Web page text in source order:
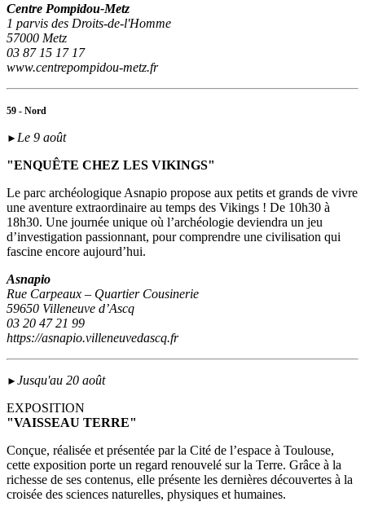
Centre Pompidou-Metz
1 parvis des Droits-de-l'Homme
57000 Metz
03 87 15 17 17
www.centrepompidou-metz.fr
59 - Nord
► Le 9 août
"ENQUÊTE CHEZ LES VIKINGS"
Le parc archéologique Asnapio propose aux petits et grands de vivre
une aventure extraordinaire au temps des Vikings ! De 10h30 à
18h30. Une journée unique où l’archéologie deviendra un jeu
d’investigation passionnant, pour comprendre une civilisation qui
fascine encore aujourd’hui.
Asnapio
Rue Carpeaux – Quartier Cousinerie
59650 Villeneuve d’Ascq
03 20 47 21 99
https://asnapio.villeneuvedascq.fr
► Jusqu'au 20 août
EXPOSITION
"VAISSEAU TERRE"
Conçue, réalisée et présentée par la Cité de l’espace à Toulouse,
cette exposition porte un regard renouvelé sur la Terre. Grâce à la
richesse de ses contenus, elle présente les dernières découvertes à la
croisée des sciences naturelles, physiques et humaines.